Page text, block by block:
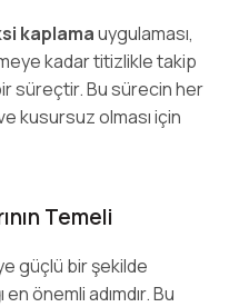
kaplamauygulaması,
kadar titizlikle takip
süreçtir. Bu sürecin her
kusursuz olması için
Temeli
güçlü bir şekilde
önemli adımdır. Bu